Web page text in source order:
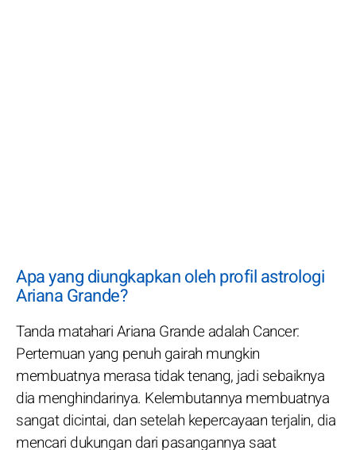
Apa yang diungkapkan oleh profil astrologi
Ariana Grande?
Tanda matahari Ariana Grande adalah Cancer:
Pertemuan yang penuh gairah mungkin
membuatnya merasa tidak tenang, jadi sebaiknya
dia menghindarinya. Kelembutannya membuatnya
sangat dicintai, dan setelah kepercayaan terjalin, dia
mencari dukungan dari pasangannya saat